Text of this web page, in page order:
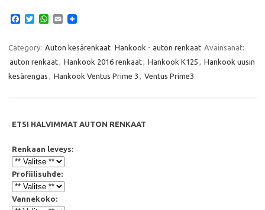
e
o
o
T
t
e
r
W
t
A
p
E
i
l
Category: Auton kesärenkaat Hankook - auton renkaat Avainsanat:
auton renkaat
Hankook 2016 renkaat Hankook K125
Hankook uusin
kesärengas
Hankook Ventus Prime 3 Ventus Prime3
ETSI HALVIMMAT AUTON RENKAAT
Renkaan leveys:
Profiilisuhde:
Vannekoko: